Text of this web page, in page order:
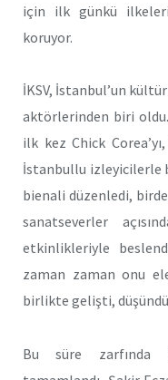
için ilk günkü
koruyor.
İKSV, İstanbul’un
aktörlerinden biri oldu.
ilk kez Chick
İstanbullu izleyicilerle
bienali düzenledi,
sanatseverler
etkinlikleriyle
zaman zaman onu
birlikte gelişti,
Bu süre zarfında